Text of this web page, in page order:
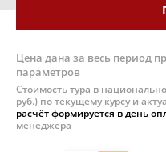
Цена дана за весь период
параметров
Стоимость тура в
руб.) по текущему курсу и
расчёт формируется в день
менеджера